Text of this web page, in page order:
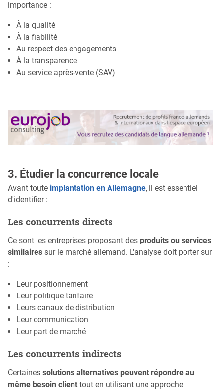
importance :
À la qualité
À la fiabilité
Au respect des engagements
À la transparence
Au service après-vente (SAV)
3. Étudier la concurrence locale
Avant toute implantation en Allemagne, il est essentiel
d'identifier :
Les concurrents directs
Ce sont les entreprises proposant des produits ou services
similaires sur le marché allemand. L'analyse doit porter sur
:
Leur positionnement
Leur politique tarifaire
Leurs canaux de distribution
Leur communication
Leur part de marché
Les concurrents indirects
Certaines solutions alternatives peuvent répondre au
même besoin client tout en utilisant une approche